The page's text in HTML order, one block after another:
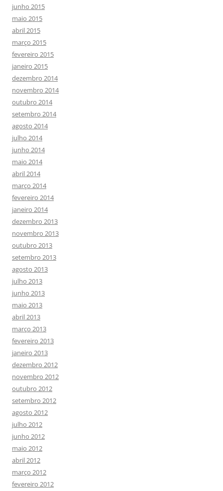
junho 2015
maio 2015
abril 2015
março 2015
fevereiro 2015
janeiro 2015
dezembro 2014
novembro 2014
outubro 2014
setembro 2014
agosto 2014
julho 2014
junho 2014
maio 2014
abril 2014
março 2014
fevereiro 2014
janeiro 2014
dezembro 2013
novembro 2013
outubro 2013
setembro 2013
agosto 2013
julho 2013
junho 2013
maio 2013
abril 2013
março 2013
fevereiro 2013
janeiro 2013
dezembro 2012
novembro 2012
outubro 2012
setembro 2012
agosto 2012
julho 2012
junho 2012
maio 2012
abril 2012
março 2012
fevereiro 2012